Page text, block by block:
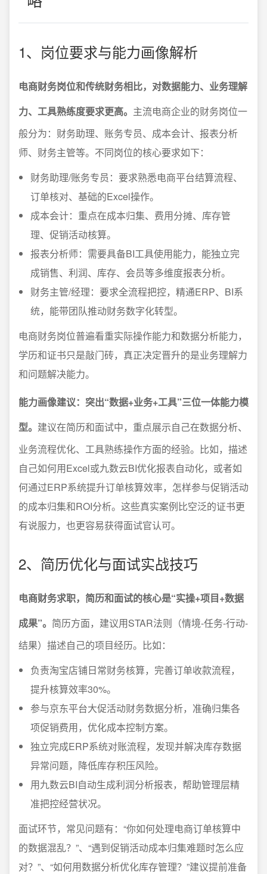
1、岗位要求与能力画像解析
电商财务岗位和传统财务相比，对数据能力、业务理解
力、工具熟练度要求更高。 主流电商企业的财务岗位一
般分为：财务助理、账务专员、成本会计、报表分析
师、财务主管等。不同岗位的核心要求如下：
财务助理/账务专员：要求熟悉电商平台结算流程、
订单核对、基础的Excel操作。
成本会计：重点在成本归集、费用分摊、库存管
理、促销活动核算。
报表分析师：需要具备BI工具使用能力，能独立完
成销售、利润、库存、会员等多维度报表分析。
财务主管/经理：要求全流程把控，精通ERP、BI系
统，能带团队推动财务数字化转型。
电商财务岗位普遍看重实际操作能力和数据分析能力，
学历和证书只是敲门砖，真正决定晋升的是业务理解力
和问题解决能力。
能力画像建议：突出“数据+业务+工具”三位一体能力模
型。 建议在简历和面试中，重点展示自己在数据分析、
业务流程优化、工具熟练操作方面的经验。比如，描述
自己如何用Excel或九数云BI优化报表自动化，或者如
何通过ERP系统提升订单核算效率，怎样参与促销活动
的成本归集和ROI分析。这些真实案例比空泛的证书更
有说服力，也更容易获得面试官认可。
2、简历优化与面试实战技巧
电商财务求职，简历和面试的核心是“实操+项目+数据
成果”。 简历方面，建议用STAR法则（情境-任务-行动-
结果）描述自己的项目经历。比如：
负责淘宝店铺日常财务核算，完善订单收款流程，
提升核算效率30%。
参与京东平台大促活动财务数据分析，准确归集各
项促销费用，优化成本控制方案。
独立完成ERP系统对账流程，发现并解决库存数据
异常问题，降低库存积压风险。
用九数云BI自动生成利润分析报表，帮助管理层精
准把控经营状况。
面试环节，常见问题有：“你如何处理电商订单核算中
的数据混乱？”、“遇到促销活动成本归集难题时怎么应
对？”、“如何用数据分析优化库存管理？”建议提前准备